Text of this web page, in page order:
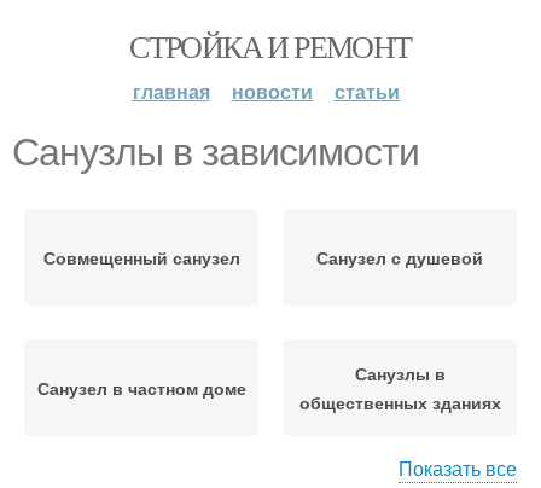
СТРОЙКА И РЕМОНТ
главная новости статьи
Санузлы в зависимости
Совмещенный санузел Санузел с душевой
Санузел в частном доме
Санузлы в
общественных зданиях
Показать все